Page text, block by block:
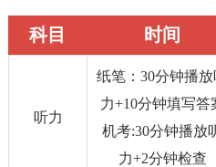
科目 时间
听力
纸笔：30分钟播放
力+10分钟填写答
机考:30分钟播放
力+2分钟检查